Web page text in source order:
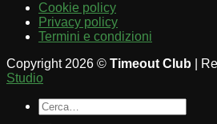
Cookie policy
Privacy policy
Termini e condizioni
Copyright 2026 © Timeout Club |
Studio